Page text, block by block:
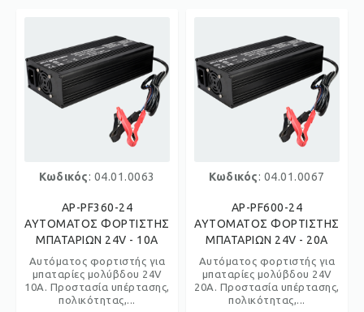
Κωδικός: 04.01.0063
AP-PF360-24
ΑΥΤΟΜΑΤΟΣ ΦΟΡΤΙΣΤΗΣ
ΜΠΑΤΑΡΙΩΝ 24V - 10A
Αυτόματος φορτιστής για
μπαταρίες μολύβδου 24V
10Α. Προστασία υπέρτασης,
πολικότητας,...
Κωδικός: 04.01.0067
AP-PF600-24
ΑΥΤΟΜΑΤΟΣ ΦΟΡΤΙΣΤΗΣ
ΜΠΑΤΑΡΙΩΝ 24V - 20A
Αυτόματος φορτιστής για
μπαταρίες μολύβδου 24V
20Α. Προστασία υπέρτασης,
πολικότητας,...